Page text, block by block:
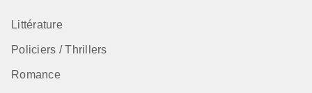
Littérature
Policiers / Thrillers
Romance